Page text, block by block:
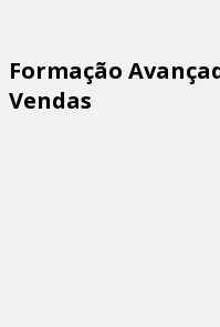
Formação
Vendas